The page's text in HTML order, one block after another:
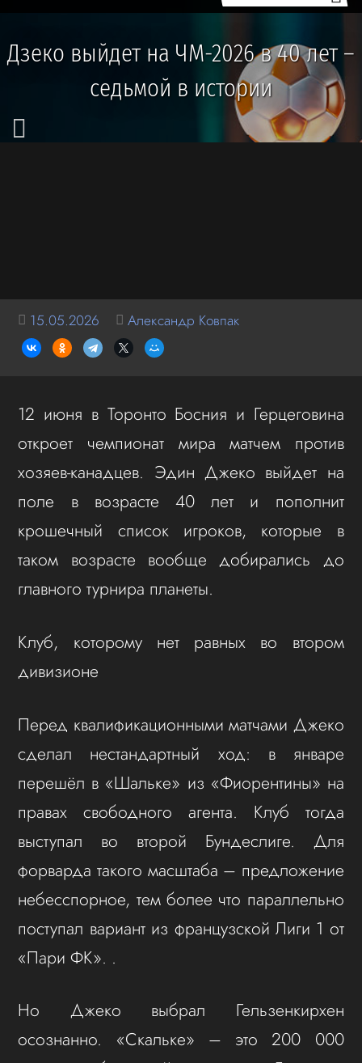
Дзеко выйдет на ЧМ-2026 в 40 лет –
седьмой в истории
15.05.2026 Александр Ковпак
12 июня в Торонто Босния и Герцеговина
откроет чемпионат мира матчем против
хозяев-канадцев. Эдин Джеко выйдет на
поле в возрасте 40 лет и пополнит
крошечный список игроков, которые в
таком возрасте вообще добирались до
главного турнира планеты.
Клуб, которому нет равных во втором
дивизионе
Перед квалификационными матчами Джеко
сделал нестандартный ход: в январе
перешёл в «Шальке» из «Фиорентины» на
правах свободного агента. Клуб тогда
выступал во второй Бундеслиге. Для
форварда такого масштаба – предложение
небесспорное, тем более что параллельно
поступал вариант из французской Лиги 1 от
«Пари ФК». .
Но Джеко выбрал Гельзенкирхен
осознанно. «Скальке» – это 200 000